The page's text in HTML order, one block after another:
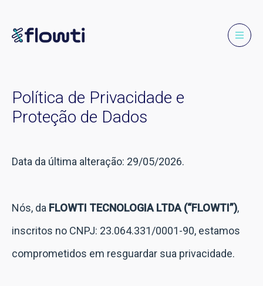
Política de Privacidade e
Proteção de Dados
Data da última alteração: 29/05/2026.
Nós, da FLOWTI TECNOLOGIA LTDA (“FLOWTI”),
inscritos no CNPJ: 23.064.331/0001-90, estamos
comprometidos em resguardar sua privacidade.